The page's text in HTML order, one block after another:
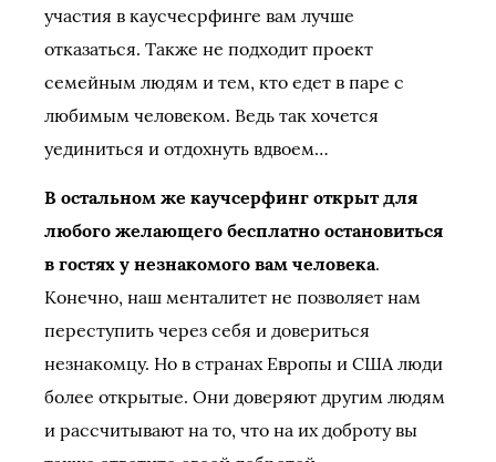
участия в каусчесрфинге вам лучше
отказаться. Также не подходит проект
семейным людям и тем, кто едет в паре с
любимым человеком. Ведь так хочется
уединиться и отдохнуть вдвоем…
В остальном же каучсерфинг открыт для
любого желающего бесплатно остановиться
в гостях у незнакомого вам человека.
Конечно, наш менталитет не позволяет нам
переступить через себя и довериться
незнакомцу. Но в странах Европы и США люди
более открытые. Они доверяют другим людям
и рассчитывают на то, что на их доброту вы